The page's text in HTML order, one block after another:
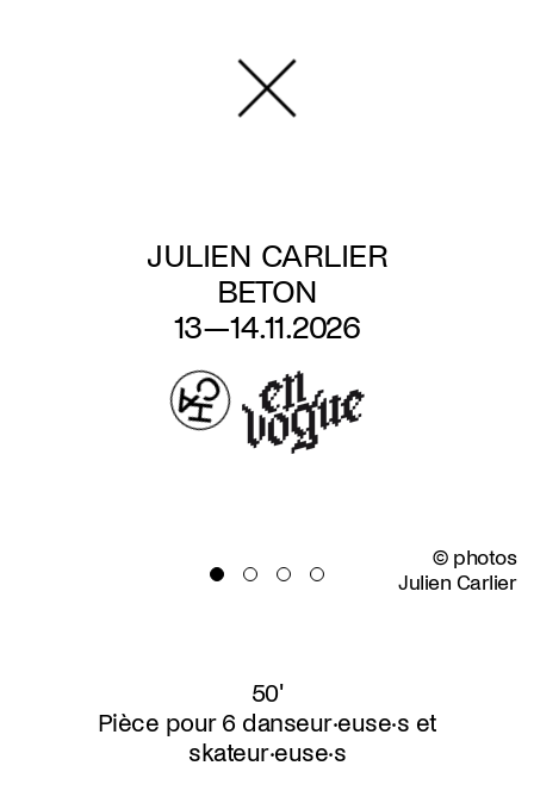
JULIEN CARLIER
BETON
13—14.11.2026
© photos
Julien Carlier
50'
Pièce pour 6 danseur·euse·s et
skateur·euse·s